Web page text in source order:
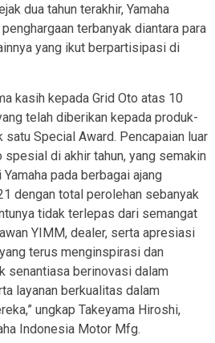
dua tahun terakhir, Yamaha
terbanyak diantara para
yang ikut berpartisipasi di
kasih kepada Grid Oto atas 10
telah diberikan kepada produk-
satu Special Award. Pencapaian luar
spesial di akhir tahun, yang semakin
pada berbagai ajang
dengan total perolehan sebanyak
tidak terlepas dari semangat
YIMM, dealer, serta apresiasi
terus menginspirasi dan
senantiasa berinovasi dalam
layanan berkualitas dalam
ungkap Takeyama Hiroshi,
Indonesia Motor Mfg.